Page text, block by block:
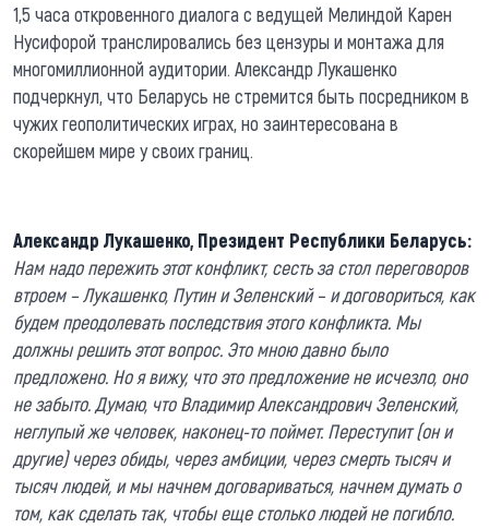
1,5 часа откровенного диалога с ведущей Мелиндой Карен
Нусифорой транслировались без цензуры и монтажа для
многомиллионной аудитории. Александр Лукашенко
подчеркнул, что Беларусь не стремится быть посредником в
чужих геополитических играх, но заинтересована в
скорейшем мире у своих границ.
Александр Лукашенко, Президент Республики Беларусь:
Нам надо пережить этот конфликт, сесть за стол переговоров
втроем – Лукашенко, Путин и Зеленский – и договориться, как
будем преодолевать последствия этого конфликта. Мы
должны решить этот вопрос. Это мною давно было
предложено. Но я вижу, что это предложение не исчезло, оно
не забыто. Думаю, что Владимир Александрович Зеленский,
неглупый же человек, наконец-то поймет. Переступит (он и
другие) через обиды, через амбиции, через смерть тысяч и
тысяч людей, и мы начнем договариваться, начнем думать о
том, как сделать так, чтобы еще столько людей не погибло.